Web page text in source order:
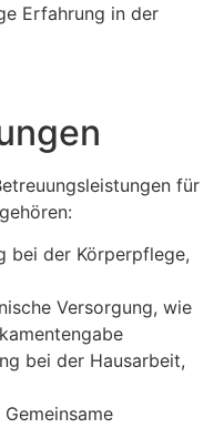
Erfahrung in der
für
bei der Körperpflege,
Versorgung, wie
bei der Hausarbeit,